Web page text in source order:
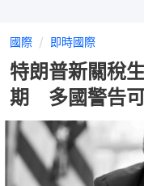
國際 即時國際
特朗普新關稅
期 多國警告